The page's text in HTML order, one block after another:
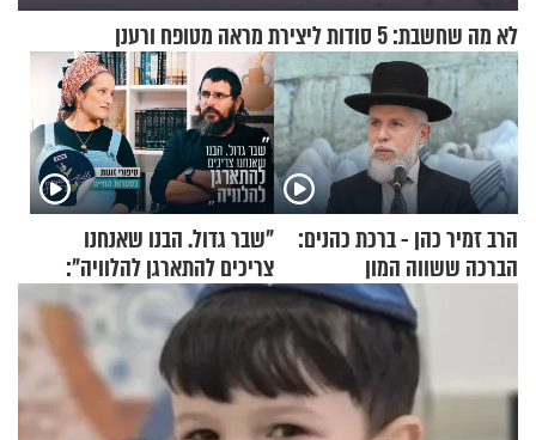
לא מה שחשבת: 5 סודות ליצירת מראה מטופח ורענן
הרב זמיר כהן - ברכת כהנים:
הברכה ששווה המון
"שבר גדול. הבנו שאנחנו
צריכים להתארגן להלוויה":
זוגיות במבחן, הפעם עם מרים
וגד דנינו